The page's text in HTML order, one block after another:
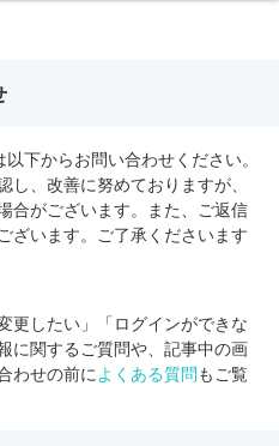
下からお問い合わせください。
、改善に努めておりますが、
合がございます。また、ご返信
ざいます。ご了承くださいます
更したい」「ログインができな
に関するご質問や、記事中の画
わせの前に よくある質問もご覧